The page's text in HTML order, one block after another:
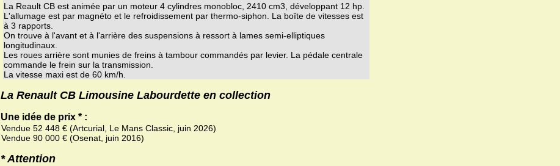
La Reault CB est animée par un moteur 4 cylindres monobloc, 2410 cm3, développant 12 hp.
L'allumage est par magnéto et le refroidissement par thermo-siphon. La boîte de vitesses est
à 3 rapports.
On trouve à l'avant et à l'arrière des suspensions à ressort à lames semi-elliptiques
longitudinaux.
Les roues arrière sont munies de freins à tambour commandés par levier. La pédale centrale
commande le frein sur la transmission.
La vitesse maxi est de 60 km/h.
La Renault CB Limousine Labourdette en collection
Une idée de prix * :
Vendue 52 448 € (Artcurial, Le Mans Classic, juin 2026)
Vendue 90 000 € (Osenat, juin 2016)
* Attention